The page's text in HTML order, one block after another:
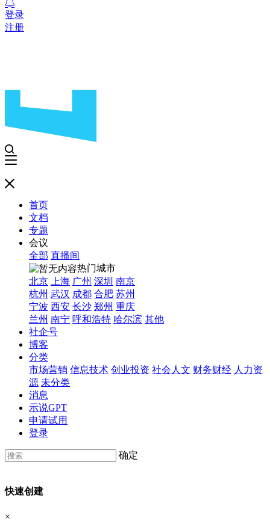
登录
注册
首页
文档
专题
会议
全部 直播间
热门城市
北京
上海 广州 深圳 南京
杭州 武汉 成都 合肥 苏州
宁波 西安 长沙 郑州 重庆
兰州 南宁 呼和浩特 哈尔滨 其他
社企号
博客
分类
市场营销 信息技术 创业投资 社会人文 财务财经 人力资
源 未分类
消息
示说GPT
申请试用
登录
确定
快速创建
×